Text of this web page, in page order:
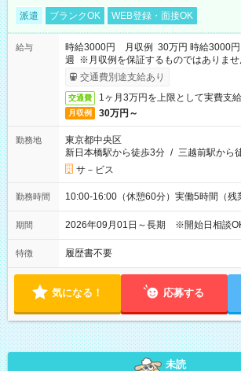
派遣 ブランクOK WEB登録・面接OK
給与
時給3000円 月収例 30万円 時給3000
週 ※月収例を保証するものではありま
ービス利用可（利用条件有）
交通費別途支給あり
交通費 1ヶ月3万円を上限として実費支給
月収例 30万円～
勤務地
東京都中央区
新日本橋駅から徒歩3分 / 三越前駅から
サ－ビス
勤務時間 10:00-16:00（休憩60分）実働5時間（残
期間 2026年09月01日～長期 ※開始日相談
特徴 履歴書不要
気になる！ 応募する
未読